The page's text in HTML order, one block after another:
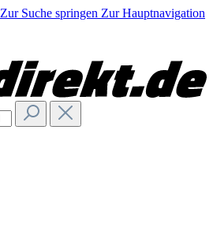
Zur Suche springen Zur Hauptnavigation